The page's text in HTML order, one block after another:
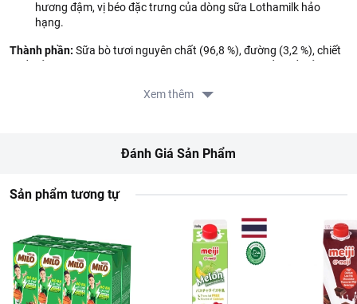
hương đậm, vị béo đặc trưng của dòng sữa Lothamilk hảo
hạng.
Thành phần: Sữa bò tươi nguyên chất (96,8 %), đường (3,2 %), chiết
Bảo quản ở nhiệt độ 2 đến 6 độ C.
Xem thêm
Đánh Giá Sản Phẩm
Sản phẩm tương tự